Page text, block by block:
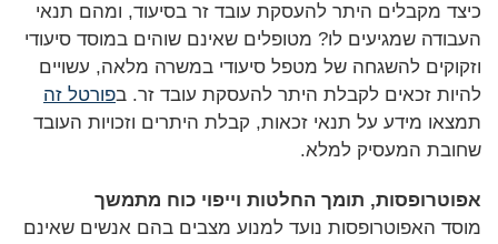
כיצד מקבלים היתר להעסקת עובד זר בסיעוד, ומהם תנאי
העבודה שמגיעים לו? מטופלים שאינם שוהים במוסד סיעודי
וזקוקים להשגחה של מטפל סיעודי במשרה מלאה, עשויים
להיות זכאים לקבלת היתר להעסקת עובד זר. בפורטל זה
תמצאו מידע על תנאי זכאות, קבלת היתרים וזכויות העובד
שחובת המעסיק למלא.
אפוטרופסות, תומך החלטות וייפוי כוח מתמשך
מוסד האפוטרופסות נועד למנוע מצבים בהם אנשים שאינם